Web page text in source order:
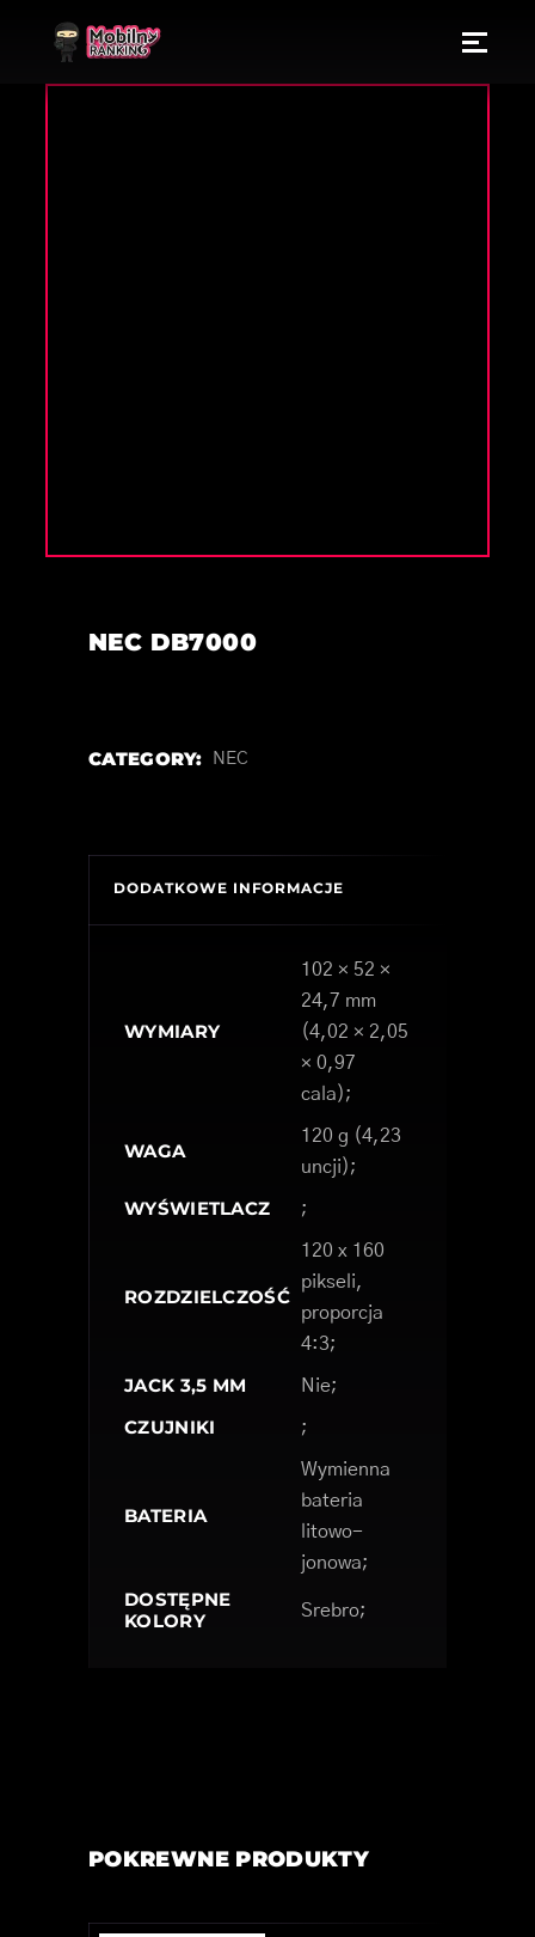
NEC DB7000
CATEGORY: NEC
DODATKOWE INFORMACJE
WYMIARY
102 × 52 ×
24,7 mm
(4,02 × 2,05
× 0,97
cala);
WAGA
120 g (4,23
uncji);
WYŚWIETLACZ ;
ROZDZIELCZOŚĆ
120 x 160
pikseli,
proporcja
4:3;
JACK 3,5 MM Nie;
CZUJNIKI ;
BATERIA
Wymienna
bateria
litowo-
jonowa;
DOSTĘPNE
KOLORY
Srebro;
POKREWNE PRODUKTY